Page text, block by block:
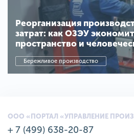
Реорганизация
затрат: как ОЗЭУ
пространство и
Бережливое производство
ООО «ПОРТАЛ «УПРАВЛЕНИЕ
+ 7 (499) 638-20-87